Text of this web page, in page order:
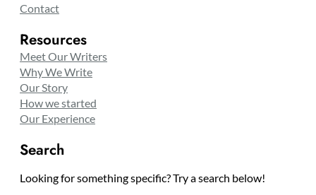
Contact
Resources
Meet Our Writers
Why We Write
Our Story
How we started
Our Experience
Search
Looking for something specific? Try a search below!